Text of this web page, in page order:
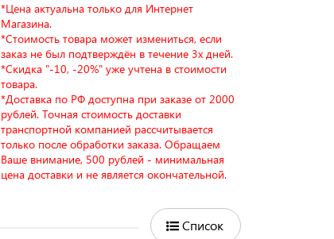
*Цена актуальна только для Интернет
Магазина.
*Стоимость товара может измениться, если
заказ не был подтверждён в течение 3х дней.
*Скидка "-10, -20%" уже учтена в стоимости
товара.
*Доставка по РФ доступна при заказе от 2000
рублей. Точная стоимость доставки
транспортной компанией рассчитывается
только после обработки заказа. Обращаем
Ваше внимание, 500 рублей - минимальная
цена доставки и не является окончательной.
Список